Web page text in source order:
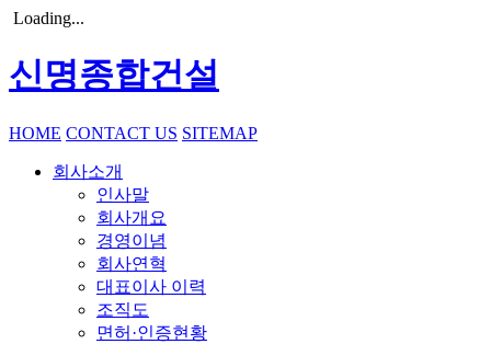
Loading...
신명종합건설
HOME CONTACT US SITEMAP
회사소개
인사말
회사개요
경영이념
회사연혁
대표이사 이력
조직도
면허·인증현황